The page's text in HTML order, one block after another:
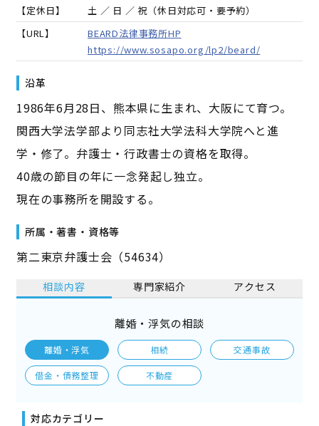
【定休日】
土 ／ 日 ／ 祝（休日対応可・要予約）
【URL】
BEARD法律事務所HP
https://www.sosapo.org/lp2/beard/
沿革
1986年6月28日、熊本県に生まれ、大阪にて育つ。
関西大学法学部より同志社大学法科大学院へと進
学・修了。弁護士・行政書士の資格を取得。
40歳の節目の年に一念発起し独立。
現在の事務所を開設する。
所属・著書・資格等
第二東京弁護士会（54634）
相談内容 専門家紹介 アクセス
離婚・浮気の相談
離婚・浮気 相続 交通事故
借金・債務整理 不動産
対応カテゴリー